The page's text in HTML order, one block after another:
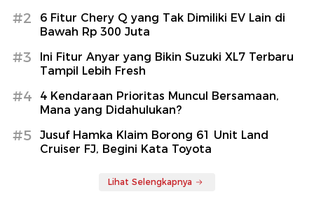
#2
6 Fitur Chery Q yang Tak Dimiliki EV Lain di
Bawah Rp 300 Juta
#3
Ini Fitur Anyar yang Bikin Suzuki XL7 Terbaru
Tampil Lebih Fresh
#4
4 Kendaraan Prioritas Muncul Bersamaan,
Mana yang Didahulukan?
#5
Jusuf Hamka Klaim Borong 61 Unit Land
Cruiser FJ, Begini Kata Toyota
Lihat Selengkapnya